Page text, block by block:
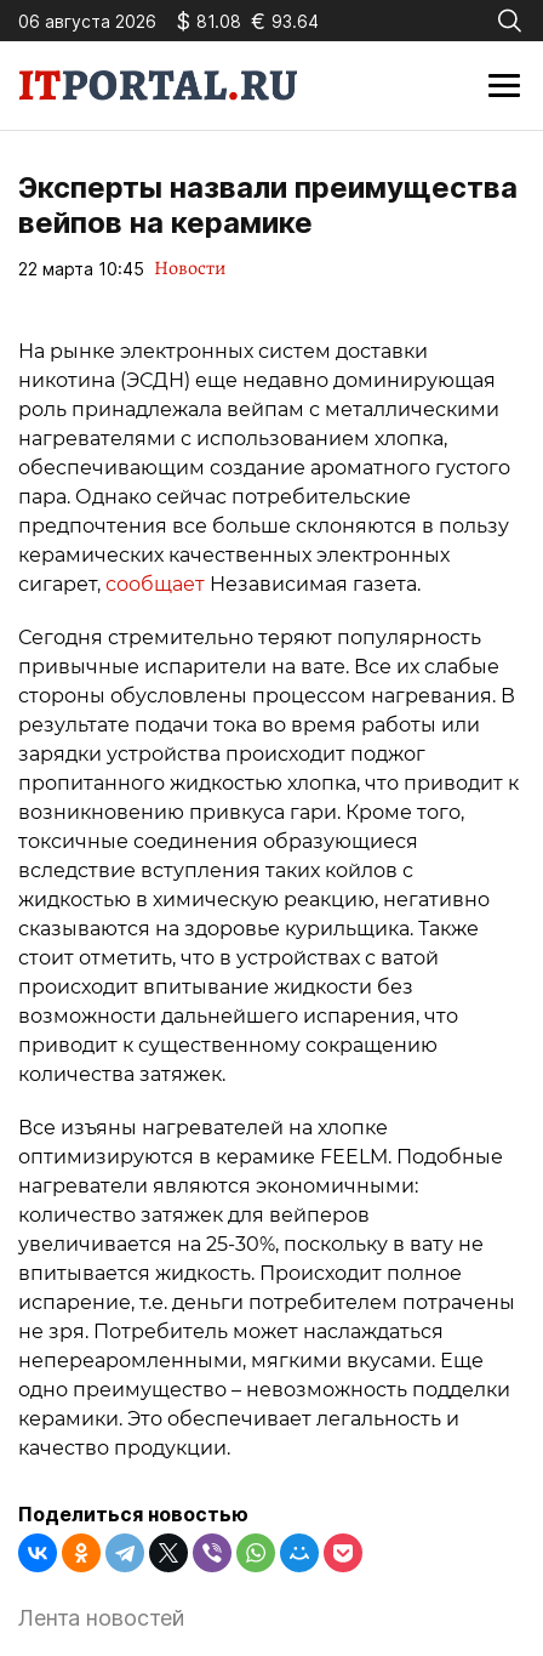
06 августа 2026 $ 81.08 € 93.64
Эксперты назвали преимущества
вейпов на керамике
22 марта 10:45 Новости
На рынке электронных систем доставки
никотина (ЭСДН) еще недавно доминирующая
роль принадлежала вейпам с металлическими
нагревателями с использованием хлопка,
обеспечивающим создание ароматного густого
пара. Однако сейчас потребительские
предпочтения все больше склоняются в пользу
керамических качественных электронных
сигарет, сообщает Независимая газета.
Сегодня стремительно теряют популярность
привычные испарители на вате. Все их слабые
стороны обусловлены процессом нагревания. В
результате подачи тока во время работы или
зарядки устройства происходит поджог
пропитанного жидкостью хлопка, что приводит к
возникновению привкуса гари. Кроме того,
токсичные соединения образующиеся
вследствие вступления таких койлов с
жидкостью в химическую реакцию, негативно
сказываются на здоровье курильщика. Также
стоит отметить, что в устройствах с ватой
происходит впитывание жидкости без
возможности дальнейшего испарения, что
приводит к существенному сокращению
количества затяжек.
Все изъяны нагревателей на хлопке
оптимизируются в керамике FEELM. Подобные
нагреватели являются экономичными:
количество затяжек для вейперов
увеличивается на 25-30%, поскольку в вату не
впитывается жидкость. Происходит полное
испарение, т.е. деньги потребителем потрачены
не зря. Потребитель может наслаждаться
непереаромленными, мягкими вкусами. Еще
одно преимущество – невозможность подделки
керамики. Это обеспечивает легальность и
качество продукции.
Поделиться новостью
Лента новостей